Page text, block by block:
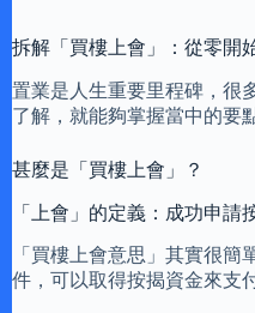
拆解「買樓上會」：從零開
置業是人生重要里程碑，很
了解，就能夠掌握當中的要
甚麼是「買樓上會」？
「上會」的定義：成功申請
「買樓上會意思」其實很
件，可以取得按揭資金來支